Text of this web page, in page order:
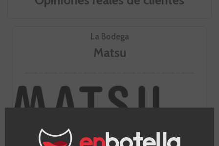
La Bodega
Matsu
Esta bodega elabora vinos de máxima calidad gracias a